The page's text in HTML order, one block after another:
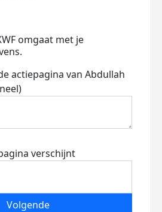
omgaat met je
actiepagina van Abdullah
verschijnt
Volgende